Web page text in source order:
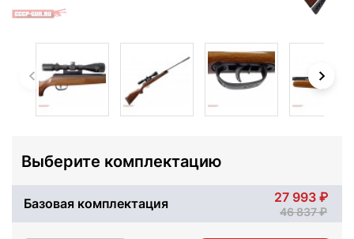
Выберите комплектацию
Базовая комплектация 27 993
46 837